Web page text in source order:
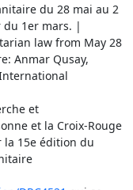
du 28 mai au 2
1er mars. |
law from May 28
Anmar Qusay,
et
et la Croix-Rouge
la 15e édition du